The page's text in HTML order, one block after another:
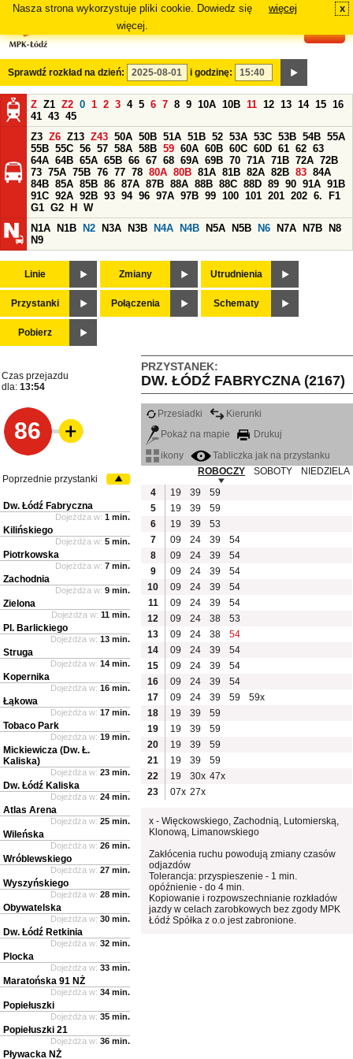
Nasza strona wykorzystuje pliki cookie. Dowiedz się
więcej.
więcej x
Sprawdź rozkład na dzień: i godzinę:
Z Z1 Z2 0 1 2 3 4 5 6 7 8 9 10A 10B 11 12 13 14 15 16
41 43 45
Z3 Z6 Z13 Z43 50A 50B 51A 51B 52 53A 53C 53B 54B 55A
55B 55C 56 57 58A 58B 59 60A 60B 60C 60D 61 62 63
64A 64B 65A 65B 66 67 68 69A 69B 70 71A 71B 72A 72B
73 75A 75B 76 77 78 80A 80B 81A 81B 82A 82B 83 84A
84B 85A 85B 86 87A 87B 88A 88B 88C 88D 89 90 91A 91B
91C 92A 92B 93 94 96 97A 97B 99 100 101 201 202 6.
F1
G1 G2 H
W
N1A
N1B N2 N3A N3B N4A N4B N5A N5B N6 N7A N7B
N8
N9
Linie Zmiany Utrudnienia
Przystanki Połączenia Schematy
Pobierz
PRZYSTANEK:
DW. ŁÓDŹ FABRYCZNA (2167)
Czas przejazdu
dla: 13:54
86
Przesiadki
Kierunki
Pokaż na mapie
Drukuj
ikony
Tabliczka jak na przystanku
ROBOCZY
SOBOTY
NIEDZIELA
4
19 39
59
5
19 39
59
6
19 39
53
7
09 24 39
54
8
09 24 39
54
9
09 24 39
54
10
09 24 39
54
11
09 24 39
54
12
09 24 38
53
13
09 24 38
54
14
09 24 39
54
15
09 24 39
54
16
09 24 39
54
17
09 24 39 59
59x
18
19 39
59
19
19 39
59
20
19 39
59
21
19 39
59
22
19 30x 47x
23
07x 27x
x - Więckowskiego, Zachodnią, Lutomierską,
Klonową, Limanowskiego
Zakłócenia ruchu powodują zmiany czasów
odjazdów
Tolerancja: przyspieszenie - 1 min.
opóźnienie - do 4 min.
Kopiowanie i rozpowszechnianie rozkładów
jazdy w celach zarobkowych bez zgody MPK
Łódź Spółka z o.o jest zabronione.
Poprzednie przystanki
Dw. Łódź Fabryczna
Dojeżdża w: 1 min.
Kilińskiego
Dojeżdża w: 5 min.
Piotrkowska
Dojeżdża w: 7 min.
Zachodnia
Dojeżdża w: 9 min.
Zielona
Dojeżdża w: 11 min.
Pl. Barlickiego
Dojeżdża w: 13 min.
Struga
Dojeżdża w: 14 min.
Kopernika
Dojeżdża w: 16 min.
Łąkowa
Dojeżdża w: 17 min.
Tobaco Park
Dojeżdża w: 19 min.
Mickiewicza (Dw. Ł.
Kaliska)
Dojeżdża w: 23 min.
Dw. Łódź Kaliska
Dojeżdża w: 24 min.
Atlas Arena
Dojeżdża w: 25 min.
Wileńska
Dojeżdża w: 26 min.
Wróblewskiego
Dojeżdża w: 27 min.
Wyszyńskiego
Dojeżdża w: 28 min.
Obywatelska
Dojeżdża w: 30 min.
Dw. Łódź Retkinia
Dojeżdża w: 32 min.
Plocka
Dojeżdża w: 33 min.
Maratońska 91 NŻ
Dojeżdża w: 34 min.
Popiełuszki
Dojeżdża w: 35 min.
Popiełuszki 21
Dojeżdża w: 36 min.
Pływacka NŻ